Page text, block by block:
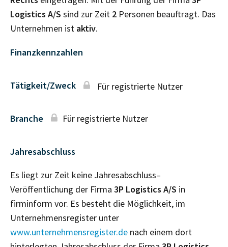
Logistics A/S sind zur Zeit 2 Personen beauftragt. Das
Unternehmen ist aktiv.
Finanzkennzahlen
Tätigkeit/Zweck Für registrierte Nutzer
Branche Für registrierte Nutzer
Jahresabschluss
Es liegt zur Zeit keine Jahresabschluss–
Veröffentlichung der Firma 3P Logistics A/S in
firminform vor. Es besteht die Möglichkeit, im
Unternehmensregister unter
www.unternehmensregister.de nach einem dort